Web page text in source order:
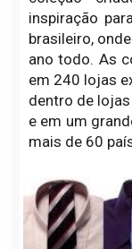
inspiração
brasileiro,
ano todo. As
em 240 lojas
dentro de
e em um
mais de 60